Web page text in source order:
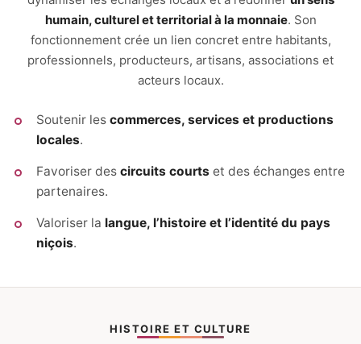
humain, culturel et territorial à la monnaie. Son
fonctionnement crée un lien concret entre habitants,
professionnels, producteurs, artisans, associations et
acteurs locaux.
Soutenir les commerces, services et productions
locales.
Favoriser des circuits courts et des échanges entre
partenaires.
Valoriser la langue, l’histoire et l’identité du pays
niçois.
HISTOIRE ET CULTURE